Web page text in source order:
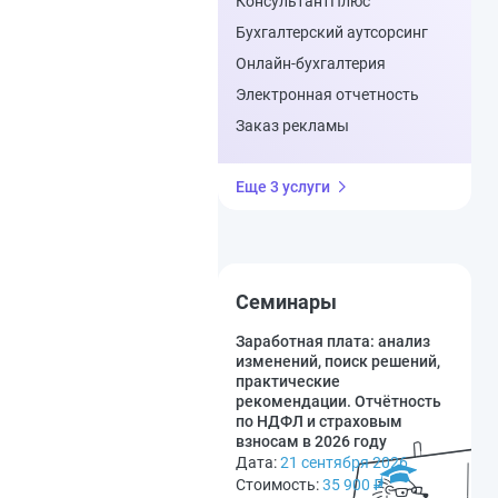
Бухгалтерский аутсорсинг
Онлайн-бухгалтерия
Электронная отчетность
Заказ рекламы
Еще 3 услуги
Семинары
Заработная плата: анализ
изменений, поиск решений,
практические
рекомендации. Отчётность
по НДФЛ и страховым
взносам в 2026 году
Дата:21 сентября 2026
Стоимость:35 900 ₽